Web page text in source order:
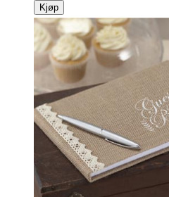
Kjøp